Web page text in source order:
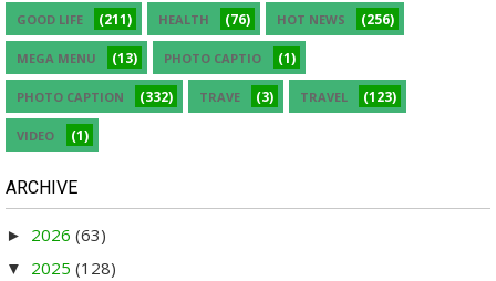
GOOD LIFE (211) HEALTH (76) HOT NEWS (256)
MEGA MENU (13) PHOTO CAPTIO (1)
PHOTO CAPTION (332) TRAVE (3) TRAVEL (123)
VIDEO (1)
ARCHIVE
► 2026 (63)
▼ 2025 (128)